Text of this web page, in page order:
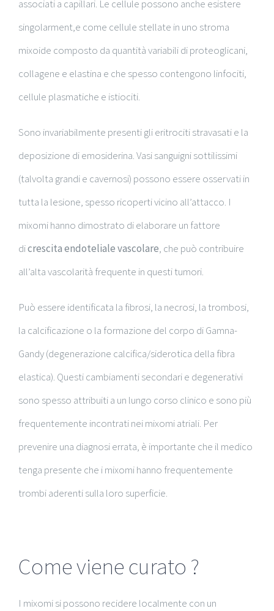
associati a capillari. Le cellule possono anche esistere
singolarment,e come cellule stellate in uno stroma
mixoide composto da quantità variabili di proteoglicani,
collagene e elastina e che spesso contengono linfociti,
cellule plasmatiche e istiociti.
Sono invariabilmente presenti gli eritrociti stravasati e la
deposizione di emosiderina. Vasi sanguigni sottilissimi
(talvolta grandi e cavernosi) possono essere osservati in
tutta la lesione, spesso ricoperti vicino all’attacco. I
mixomi hanno dimostrato di elaborare un fattore
dicrescita endoteliale vascolare, che può contribuire
all’alta vascolarità frequente in questi tumori.
Può essere identificata la fibrosi, la necrosi, la trombosi,
la calcificazione o la formazione del corpo di Gamna-
Gandy (degenerazione calcifica/siderotica della fibra
elastica). Questi cambiamenti secondari e degenerativi
sono spesso attribuiti a un lungo corso clinico e sono più
frequentemente incontrati nei mixomi atriali. Per
prevenire una diagnosi errata, è importante che il medico
tenga presente che i mixomi hanno frequentemente
trombi aderenti sulla loro superficie.
Come viene curato ?
I mixomi si possono recidere localmente con un